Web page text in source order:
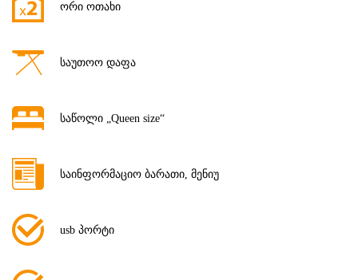
ორი ოთახი
საუთოო დაფა
საწოლი „Queen size“
საინფორმაციო ბარათი, მენიუ
usb პორტი